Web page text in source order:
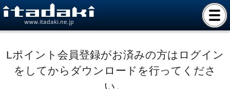
www.itadaki.ne.jp
Lポイント会員登録がお済みの方はログイン
をしてからダウンロードを行ってくださ
い。